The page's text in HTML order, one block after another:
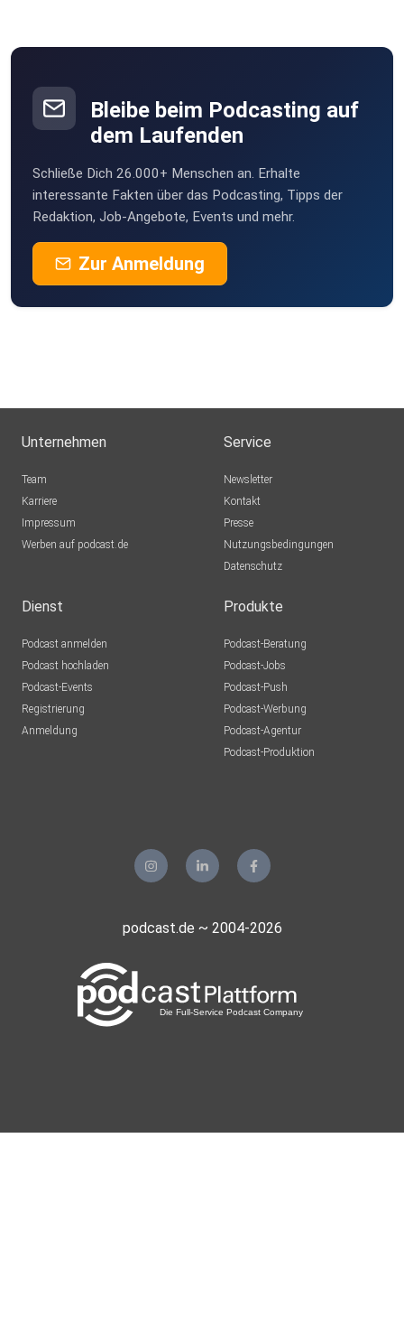
Bleibe beim Podcasting auf
dem Laufenden
Schließe Dich 26.000+ Menschen an. Erhalte
interessante Fakten über das Podcasting, Tipps der
Redaktion, Job-Angebote, Events und mehr.
Zur Anmeldung
Unternehmen
Team
Karriere
Impressum
Werben auf podcast.de
Service
Newsletter
Kontakt
Presse
Nutzungsbedingungen
Datenschutz
Dienst
Podcast anmelden
Podcast hochladen
Podcast-Events
Registrierung
Anmeldung
Produkte
Podcast-Beratung
Podcast-Jobs
Podcast-Push
Podcast-Werbung
Podcast-Agentur
Podcast-Produktion
podcast.de ~ 2004-2026